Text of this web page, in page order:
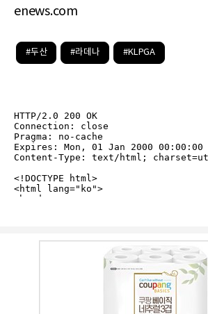
enews.com
#두산 #라데나 #KLPGA